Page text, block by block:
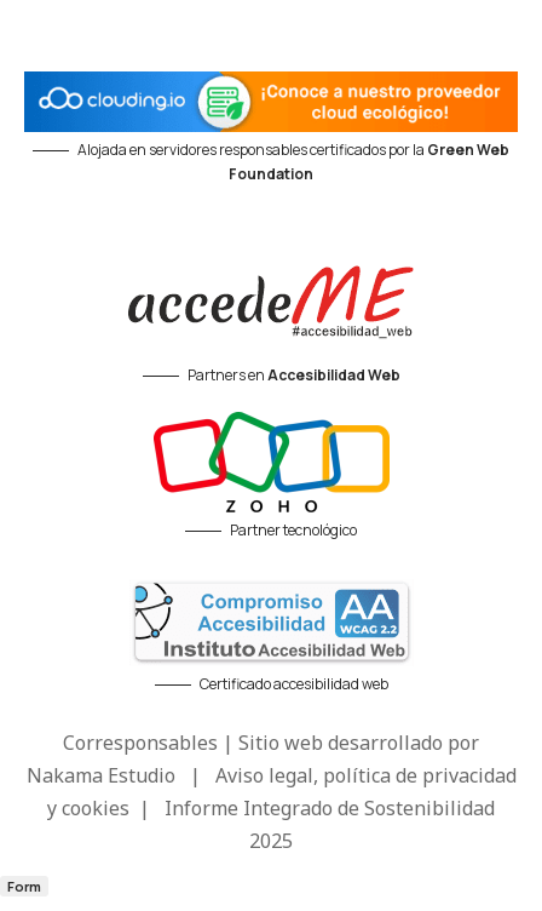
Alojada en servidores responsables certificados por la Green Web
Foundation
Partners enAccesibilidad Web
Partner tecnológico
Certificado accesibilidad web
Corresponsables | Sitio web desarrollado por
Nakama Estudio | Aviso legal, política de privacidad
y cookies | Informe Integrado de Sostenibilidad
2025
Form